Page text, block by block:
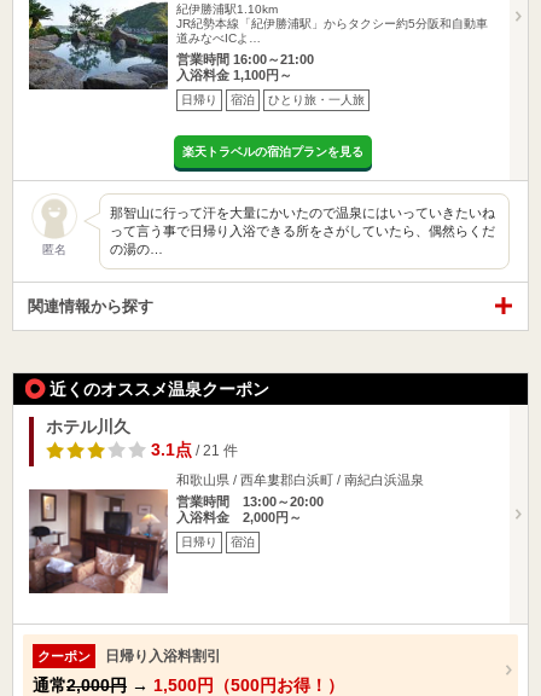
紀伊勝浦駅1.10km
JR紀勢本線「紀伊勝浦駅」からタクシー約5分阪和自動車
道みなべICよ…
営業時間 16:00～21:00
入浴料金 1,100円～
日帰り 宿泊 ひとり旅・一人旅
楽天トラベルの宿泊プランを見る
匿名
那智山に行って汗を大量にかいたので温泉にはいっていきたいね
って言う事で日帰り入浴できる所をさがしていたら、偶然らくだ
の湯の…
関連情報から探す
近くのオススメ温泉クーポン
ホテル川久
3.1点/ 21 件
和歌山県 / 西牟婁郡白浜町 / 南紀白浜温泉
営業時間 13:00～20:00
入浴料金 2,000円～
日帰り 宿泊
クーポン 日帰り入浴料割引
通常2,000円 → 1,500円（500円お得！）